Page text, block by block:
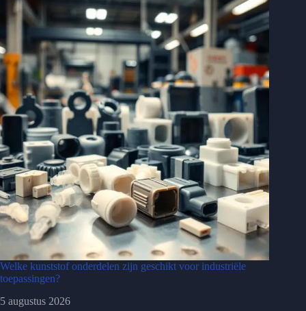
Welke kunststof onderdelen zijn geschikt voor industriële
toepassingen?
5 augustus 2026